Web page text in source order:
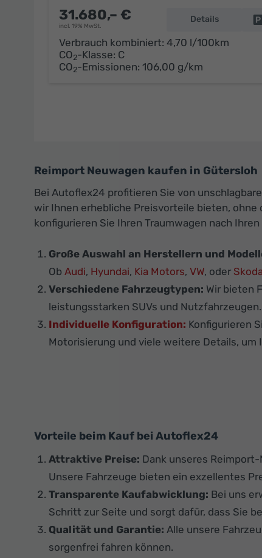
31.680,– €
incl. 19% MwSt.
Details
Verbrauch kombiniert: 4,70 l/100km
CO2-Klasse: C
CO2-Emissionen: 106,00 g/km
Reimport Neuwagen kaufen in Gütersloh
Bei Autoflex24 profitieren Sie von
wir Ihnen erhebliche Preisvorteile bieten,
konfigurieren Sie Ihren Traumwagen nach Ihren
Große Auswahl an Herstellern und
Ob Audi, Hyundai, Kia Motors, VW, oder Skoda
Verschiedene Fahrzeugtypen: Wir bieten
leistungsstarken SUVs und Nutzfahrzeugen.
Individuelle Konfiguration: Konfigurieren
Motorisierung und viele weitere Details,
Vorteile beim Kauf bei Autoflex24
Attraktive Preise: Dank unseres
Unsere Fahrzeuge bieten ein exzellentes
Transparente Kaufabwicklung: Bei uns
Schritt zur Seite und sorgt dafür, dass Sie
Qualität und Garantie: Alle unsere
sorgenfrei fahren können.